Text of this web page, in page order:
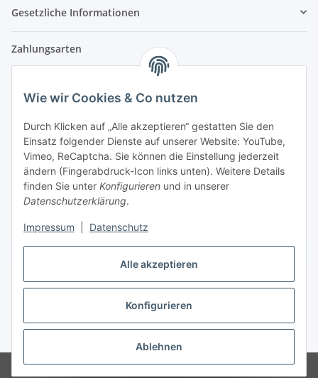
Alle akzeptieren
Konfigurieren
Ablehnen
Wie wir Cookies & Co nutzen
Durch Klicken auf „Alle akzeptieren“ gestatten Sie den
Einsatz folgender Dienste auf unserer Website: YouTube,
Vimeo, ReCaptcha. Sie können die Einstellung jederzeit
ändern (Fingerabdruck-Icon links unten). Weitere Details
finden Sie unter Konfigurieren und in unserer
Datenschutzerklärung.
Impressum Datenschutz
Gesetzliche Informationen
Zahlungsarten
Versandpartner
Partner
* Alle Preise inkl. gesetzlicher USt., zzgl.